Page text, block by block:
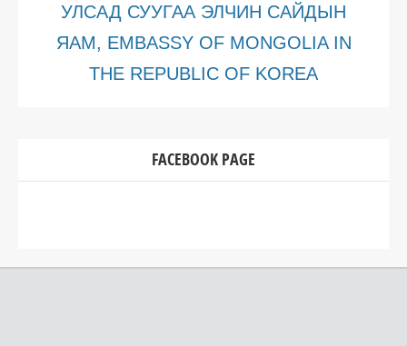
УЛСАД СУУГАА ЭЛЧИН САЙДЫН
ЯАМ, EMBASSY OF MONGOLIA IN
THE REPUBLIC OF KOREA
FACEBOOK PAGE